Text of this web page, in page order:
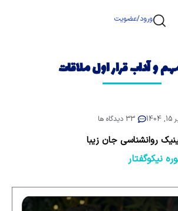
ورود/عضویت
و آداب قرار اول ملاقات
33 دیدگاه ها
روانشناسی جان زیبا
نیکوگفتار